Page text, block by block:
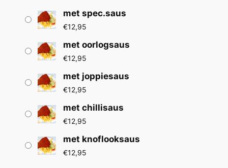
met spec.saus
€12,95
met oorlogsaus
€12,95
met joppiesaus
€12,95
met chillisaus
€12,95
met knoflooksaus
€12,95